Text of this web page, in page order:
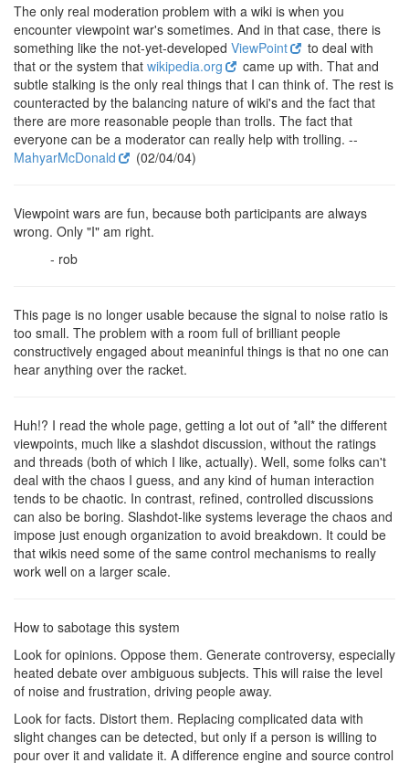
The only real moderation problem with a wiki is when you
encounter viewpoint war's sometimes. And in that case, there is
something like the not-yet-developed ViewPoint
to deal with
that or the system that wikipedia.org
came up with. That and
subtle stalking is the only real things that I can think of. The rest is
counteracted by the balancing nature of wiki's and the fact that
there are more reasonable people than trolls. The fact that
everyone can be a moderator can really help with trolling. --
MahyarMcDonald
(02/04/04)
Viewpoint wars are fun, because both participants are always
wrong. Only "I" am right.
- rob
This page is no longer usable because the signal to noise ratio is
too small. The problem with a room full of brilliant people
constructively engaged about meaninful things is that no one can
hear anything over the racket.
Huh!? I read the whole page, getting a lot out of *all* the different
viewpoints, much like a slashdot discussion, without the ratings
and threads (both of which I like, actually). Well, some folks can't
deal with the chaos I guess, and any kind of human interaction
tends to be chaotic. In contrast, refined, controlled discussions
can also be boring. Slashdot-like systems leverage the chaos and
impose just enough organization to avoid breakdown. It could be
that wikis need some of the same control mechanisms to really
work well on a larger scale.
How to sabotage this system
Look for opinions. Oppose them. Generate controversy, especially
heated debate over ambiguous subjects. This will raise the level
of noise and frustration, driving people away.
Look for facts. Distort them. Replacing complicated data with
slight changes can be detected, but only if a person is willing to
pour over it and validate it. A difference engine and source control